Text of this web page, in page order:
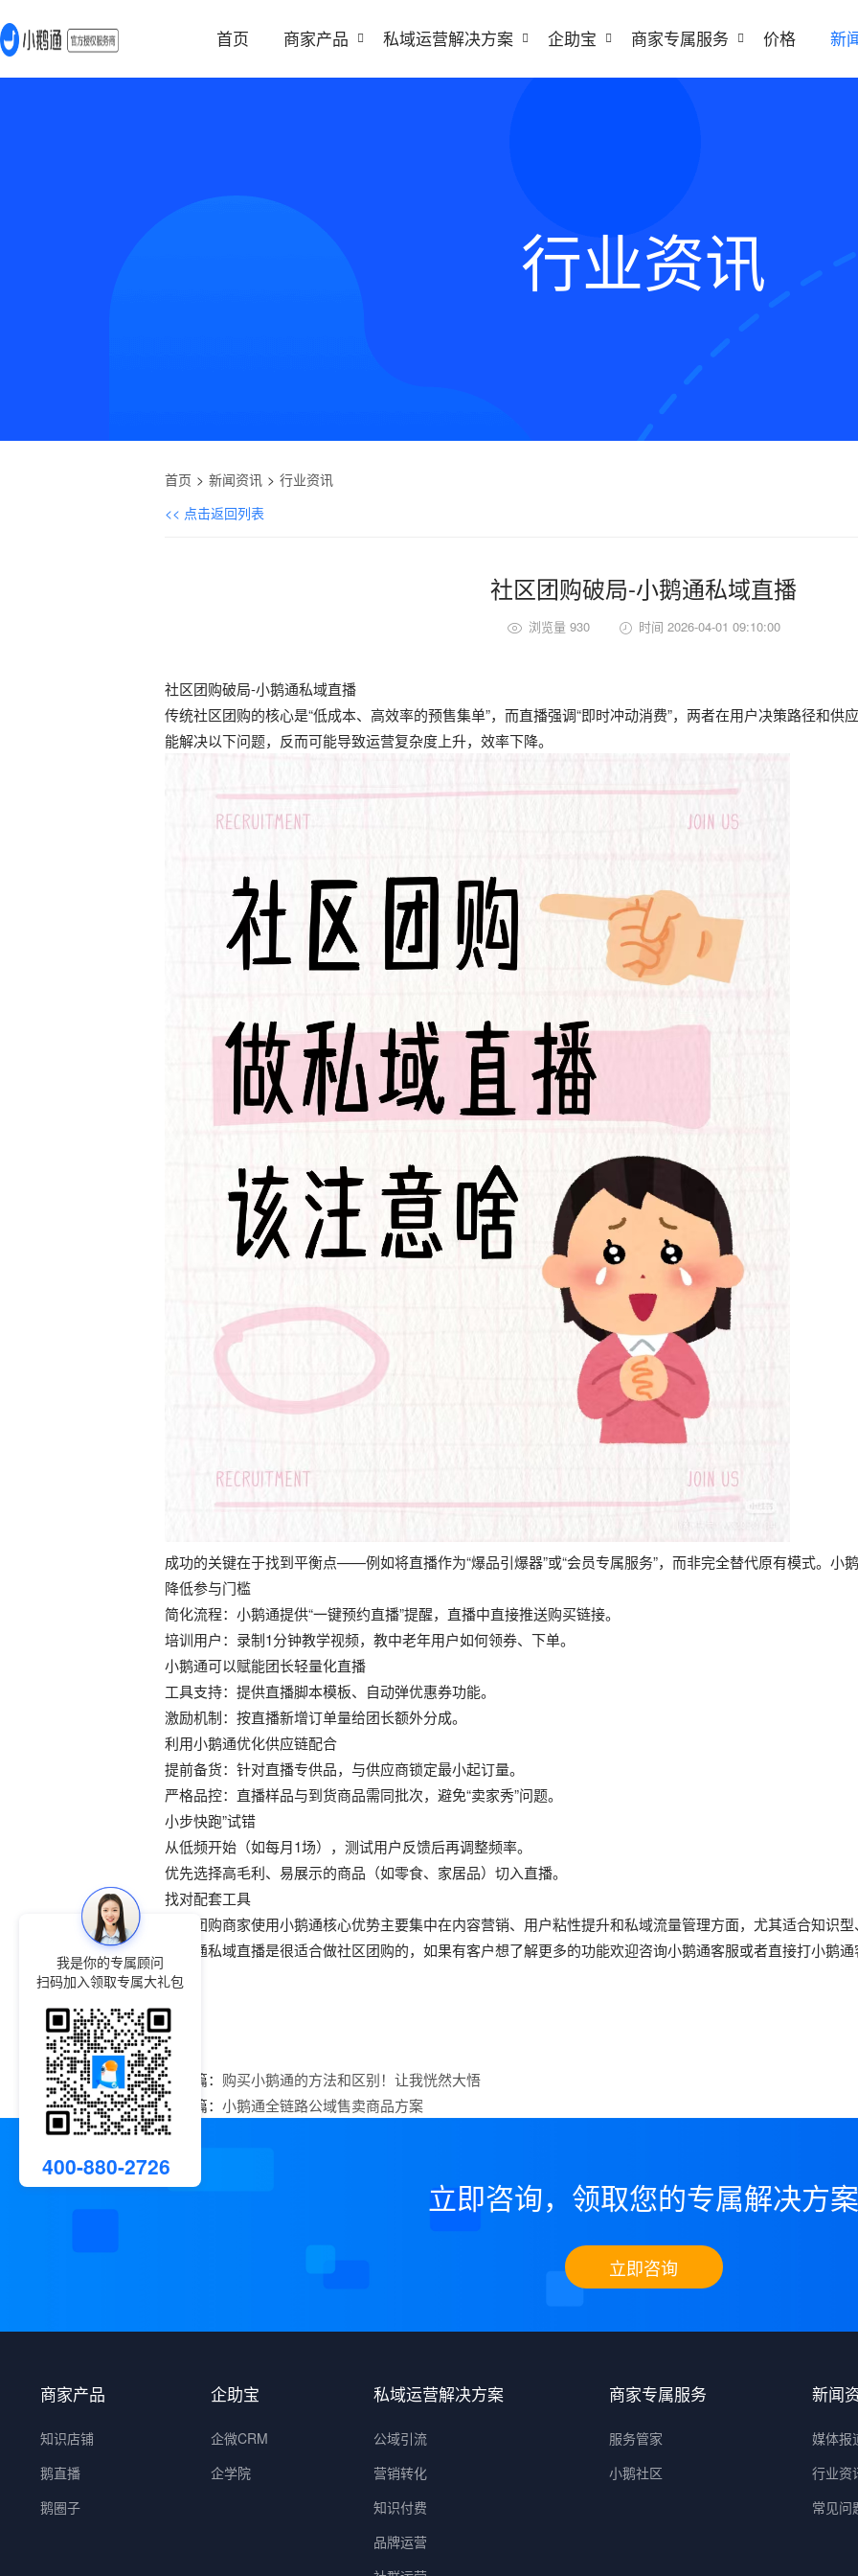
首页 商家产品 私域运营解决方案 企助宝 商家专属服务 价格 新
行业资讯
首页 新闻资讯
行业资讯
<< 点击返回列表
社区团购破局-小鹅通私域直播
浏览量 930 时间 2026-04-01 09:10:00
社区团购破局-小鹅通私域直播
传统社区团购的核心是“低成本、高效率的预售集单”，而直播强调“即时冲动消费”，两者在用户决策路径和
能解决以下问题，反而可能导致运营复杂度上升，效率下降。
成功的关键在于找到平衡点——例如将直播作为“爆品引爆器”或“会员专属服务”，而非完全替代原有模式。小鹅
降低参与门槛
简化流程：小鹅通提供“一键预约直播”提醒，直播中直接推送购买链接。
培训用户：录制1分钟教学视频，教中老年用户如何领券、下单。
小鹅通可以赋能团长轻量化直播
工具支持：提供直播脚本模板、自动弹优惠券功能。
激励机制：按直播新增订单量给团长额外分成。
利用小鹅通优化供应链配合
提前备货：针对直播专供品，与供应商锁定最小起订量。
严格品控：直播样品与到货商品需同批次，避免“卖家秀”问题。
小步快跑”试错
从低频开始（如每月1场），测试用户反馈后再调整频率。
优先选择高毛利、易展示的商品（如零食、家居品）切入直播。
找对配套工具
社区团购商家使用小鹅通核心优势主要集中在内容营销、用户粘性提升和私域流量管理方面，尤其适合知识
小鹅通私域直播是很适合做社区团购的，如果有客户想了解更多的功能欢迎咨询小鹅通客服或者直接打小鹅
导。
上一篇： 购买小鹅通的方法和区别！让我恍然大悟
下一篇： 小鹅通全链路公域售卖商品方案
立即咨询，领取您的专属解决方案
立即咨询
商家产品
知识店铺
鹅直播
鹅圈子
企助宝
企微CRM
企学院
私域运营解决方案
公域引流
营销转化
知识付费
品牌运营
商家专属服务
服务管家
小鹅社区
新闻
媒体报
行业资
常见问
我是你的专属顾问
扫码加入领取专属大礼包
400-880-2726